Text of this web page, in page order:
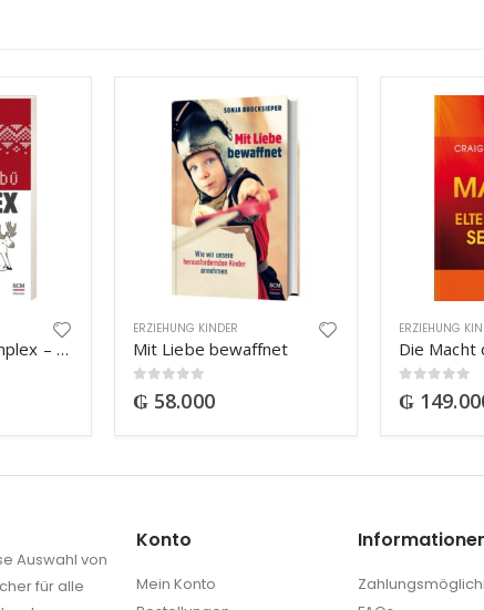
Der Bullerbü-Komplex – Und die Kunst es gut sein zu lassen
ERZIEHUNG KINDER
Mit Liebe bewaffnet
0out of 5
₲ 58.000
ERZIEHUNG
0out of 5
₲
Auswahl von
für alle
Konto
Mein Konto